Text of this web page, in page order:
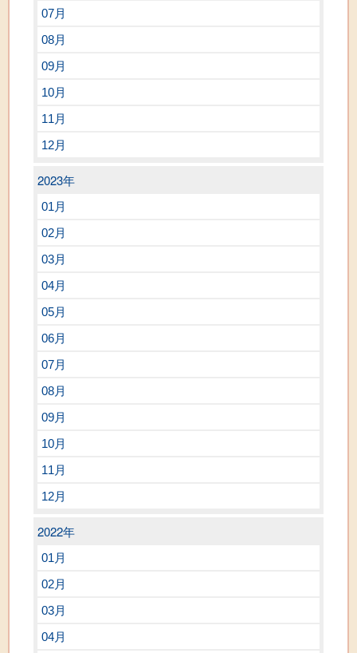
07月
08月
09月
10月
11月
12月
2023年
01月
02月
03月
04月
05月
06月
07月
08月
09月
10月
11月
12月
2022年
01月
02月
03月
04月